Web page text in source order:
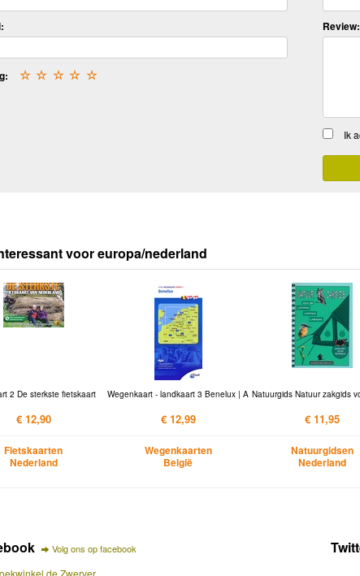
☆
☆
☆
☆
☆
Review:
Ik
voor europa/nederland
2 De sterkste fietskaart
€ 12,90
Fietskaarten
Nederland
Wegenkaart - landkaart 3 Benelux | A
€ 12,99
Wegenkaarten
België
Natuurgids Natuur zakgids
€ 11,95
Natuurgidsen
Nederland
Volg ons op facebook
de Zwerver